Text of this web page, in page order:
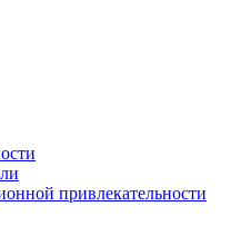
привлекательности